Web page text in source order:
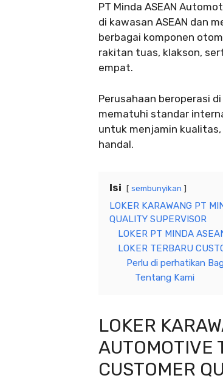
PT Minda ASEAN
di kawasan ASEAN dan
berbagai komponen
rakitan tuas, klakson,
empat.
Perusahaan beroperasi
mematuhi standar
untuk menjamin
handal.
Isi sembunyikan
LOKER KARAWANG PT
QUALITY SUPERVISOR
LOKER PT MINDA
LOKER TERBARU
Perlu di perhatikan
Tentang Kami
LOKER
AUTOMOTIVE
CUSTOMER